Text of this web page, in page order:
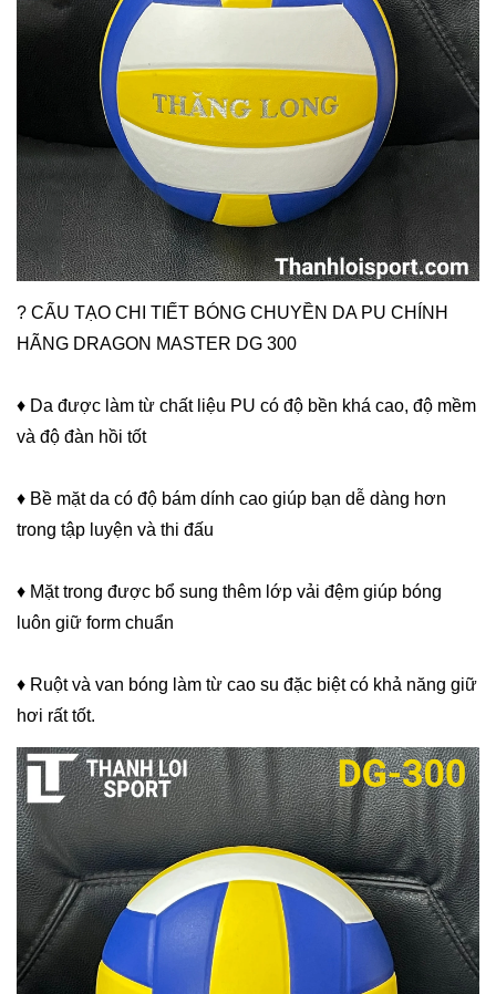
? CẤU TẠO CHI TIẾT BÓNG CHUYỀN DA PU CHÍNH
HÃNG DRAGON MASTER DG 300
♦ Da được làm từ chất liệu PU có độ bền khá cao, độ mềm
và độ đàn hồi tốt
♦ Bề mặt da có độ bám dính cao giúp bạn dễ dàng hơn
trong tập luyện và thi đấu
♦ Mặt trong được bổ sung thêm lớp vải đệm giúp bóng
luôn giữ form chuẩn
♦ Ruột và van bóng làm từ cao su đặc biệt có khả năng giữ
hơi rất tốt.